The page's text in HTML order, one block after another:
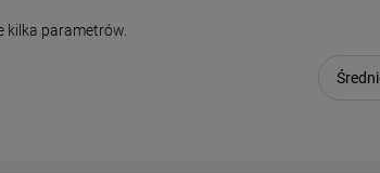
kilka parametrów.